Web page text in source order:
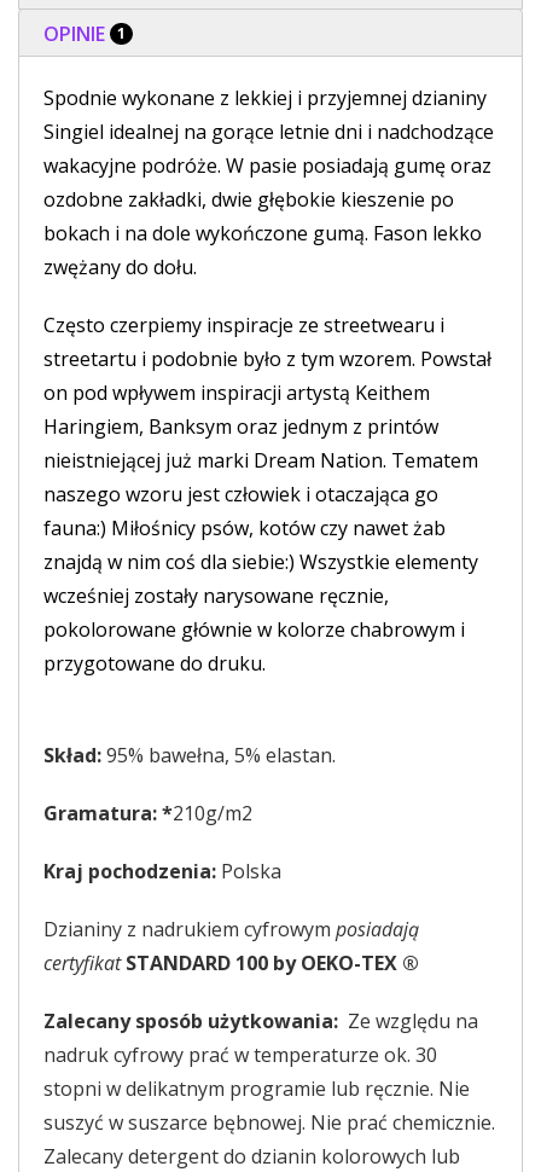
OPINIE 1
Spodnie wykonane z lekkiej i przyjemnej dzianiny
Singiel idealnej na gorące letnie dni i nadchodzące
wakacyjne podróże. W pasie posiadają gumę oraz
ozdobne zakładki, dwie głębokie kieszenie po
bokach i na dole wykończone gumą. Fason lekko
zwężany do dołu.
Często czerpiemy inspiracje ze streetwearu i
streetartu i podobnie było z tym wzorem. Powstał
on pod wpływem inspiracji artystą Keithem
Haringiem, Banksym oraz jednym z printów
nieistniejącej już marki Dream Nation. Tematem
naszego wzoru jest człowiek i otaczająca go
fauna:) Miłośnicy psów, kotów czy nawet żab
znajdą w nim coś dla siebie:) Wszystkie elementy
wcześniej zostały narysowane ręcznie,
pokolorowane głównie w kolorze chabrowym i
przygotowane do druku.
Skład:95% bawełna, 5% elastan.
Gramatura: *210g/m2
Kraj pochodzenia: Polska
Dzianiny z nadrukiem cyfrowym posiadają
certyfikatSTANDARD 100 by OEKO-TEX ®
Zalecany sposób użytkowania: Ze względu na
nadruk cyfrowy prać w temperaturze ok. 30
stopni w delikatnym programie lub ręcznie. Nie
suszyć w suszarce bębnowej. Nie prać chemicznie.
Zalecany detergent do dzianin kolorowych lub